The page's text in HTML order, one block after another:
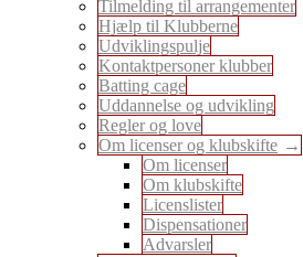
Tilmelding til arrangementer
Hjælp til Klubberne
Udviklingspulje
Kontaktpersoner klubber
Batting cage
Uddannelse og udvikling
Regler og love
Om licenser og klubskifte
Om licenser
Om klubskifte
Licenslister
Dispensationer
Advarsler